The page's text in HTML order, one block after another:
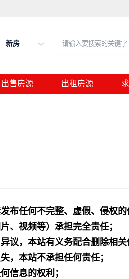
新房
出售房源 出租房源
布任何不完整、虚假、侵权的
、视频等）承担完全责任；
议，本站有义务配合删除相关
，本站不承担任何责任；
信息的权利；